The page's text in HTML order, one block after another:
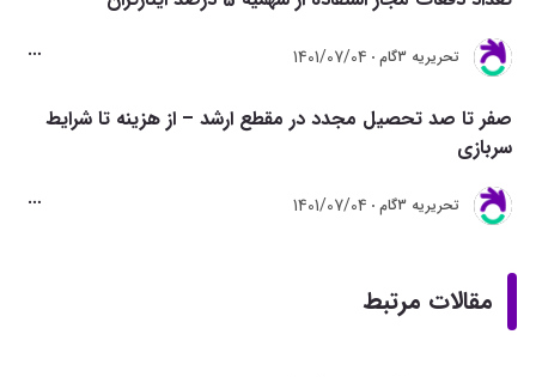
تحريريه 3گام 1401/07/04
صفر تا صد تحصیل مجدد در مقطع ارشد – از هزینه تا شرایط
سربازی
تحريريه 3گام 1401/07/04
مقالات مرتبط